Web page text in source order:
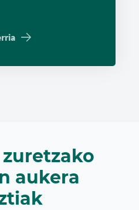
aukera